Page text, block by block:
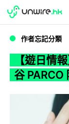
WWDC 2026
作者忘記分類
【遊日情
谷 PARCO